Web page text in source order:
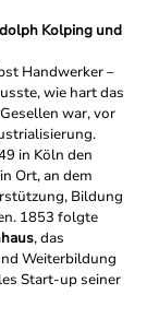
Kolping und
Handwerker –
wie hart das
war, vor
in Köln den
Ort, an dem
Bildung
1853 folgte
, das
Weiterbildung
Start-up seiner